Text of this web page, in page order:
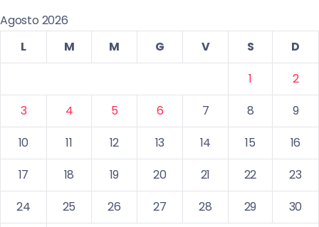
Agosto 2026
L
M M G V S
D
1
2
3
4 5 6 7 8
9
10
11 12 13 14 15
16
17
18 19 20 21 22
23
24
25 26 27 28 29
30